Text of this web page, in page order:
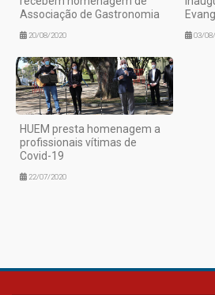
Associação de Gastronomia
20/08/2020 03/
HUEM presta homenagem a
profissionais vítimas de
Covid-19
22/07/2020